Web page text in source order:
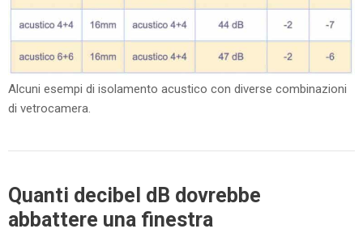
Alcuni esempi di isolamento acustico con diverse combinazioni
di vetrocamera.
Quanti decibel dB dovrebbe
abbattere una finestra